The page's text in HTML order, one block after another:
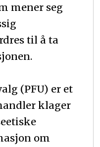
mener seg
til å ta
(PFU) er et
klager
om